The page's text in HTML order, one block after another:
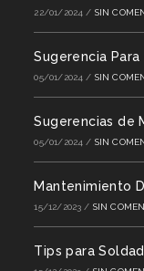
22/01/2024 / SIN
Sugerencia
05/01/2024 / SIN
Sugerencias de
05/01/2024 / SIN
Mantenimiento
15/12/2023 / SIN
Tips para